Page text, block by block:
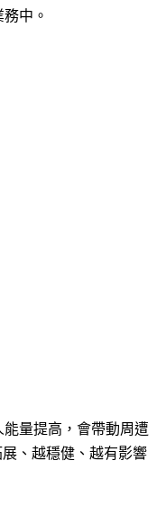
中。
量提高，會帶動周遭
、越穩健、越有影響